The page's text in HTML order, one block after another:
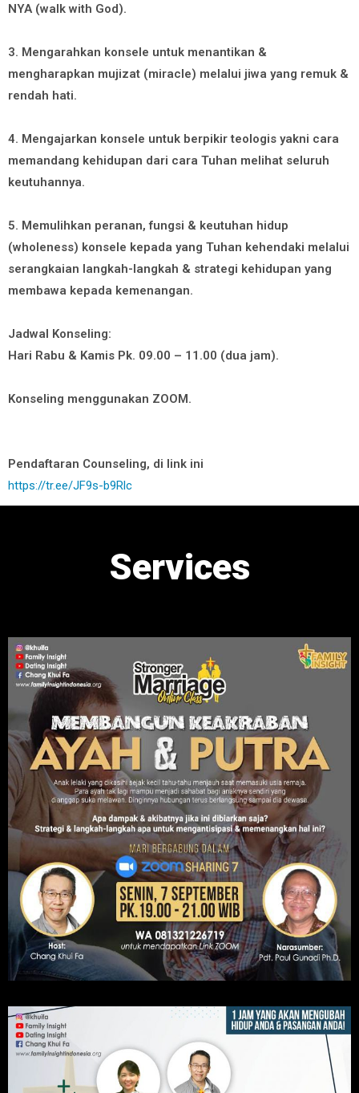
NYA (walk with God).
3. Mengarahkan konsele untuk menantikan &
mengharapkan mujizat (miracle) melalui jiwa yang remuk &
rendah hati.
4. Mengajarkan konsele untuk berpikir teologis yakni cara
memandang kehidupan dari cara Tuhan melihat seluruh
keutuhannya.
5. Memulihkan peranan, fungsi & keutuhan hidup
(wholeness) konsele kepada yang Tuhan kehendaki melalui
serangkaian langkah-langkah & strategi kehidupan yang
membawa kepada kemenangan.
Jadwal Konseling:
Hari Rabu & Kamis Pk. 09.00 – 11.00 (dua jam).
Konseling menggunakan ZOOM.
Pendaftaran Counseling, di link ini
https://tr.ee/JF9s-b9Rlc
Services